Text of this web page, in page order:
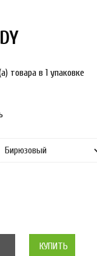
товара в 1 упаковке
КУПИТЬ